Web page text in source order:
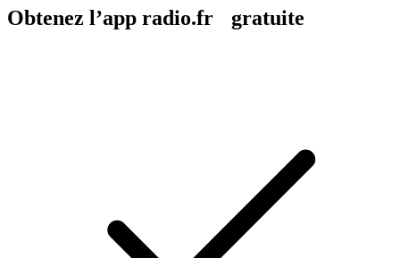
Obtenez l’app radio.fr gratuite